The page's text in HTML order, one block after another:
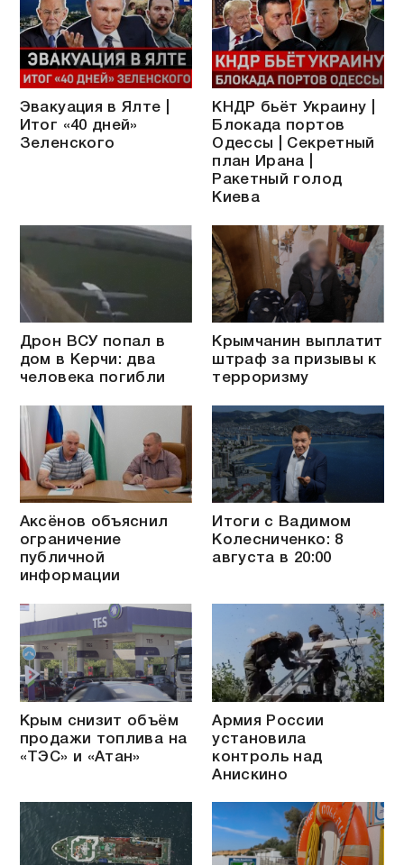
Эвакуация в Ялте |
Итог «40 дней»
Зеленского
КНДР бьёт Украину |
Блокада портов
Одессы | Секретный
план Ирана |
Ракетный голод
Киева
Дрон ВСУ попал в
дом в Керчи: два
человека погибли
Крымчанин выплатит
штраф за призывы к
терроризму
Аксёнов объяснил
ограничение
публичной
информации
Итоги с Вадимом
Колесниченко: 8
августа в 20:00
Крым снизит объём
продажи топлива на
«ТЭС» и «Атан»
Армия России
установила
контроль над
Анискино